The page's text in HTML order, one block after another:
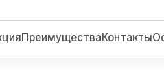
ПреимуществаКонтакты